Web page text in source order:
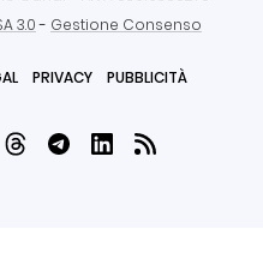
3.0- Gestione Consenso
PRIVACY PUBBLICITÀ